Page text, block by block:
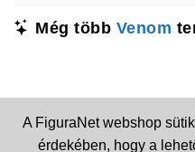
Még több Venom
A FiguraNet webshop
érdekében, hogy a